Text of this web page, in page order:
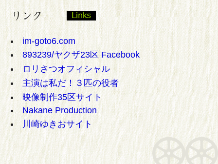
im-goto6.com
893239/ヤクザ23区 Facebook
ロリさつオフィシャル
主演は私だ！３匹の役者
映像制作35区サイト
Nakane Production
川崎ゆきおサイト